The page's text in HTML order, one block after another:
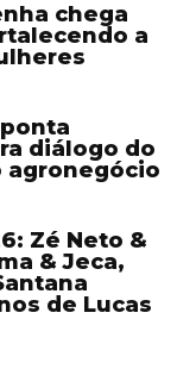
chega
a
diálogo do
agronegócio
Zé Neto &
& Jeca,
de Lucas